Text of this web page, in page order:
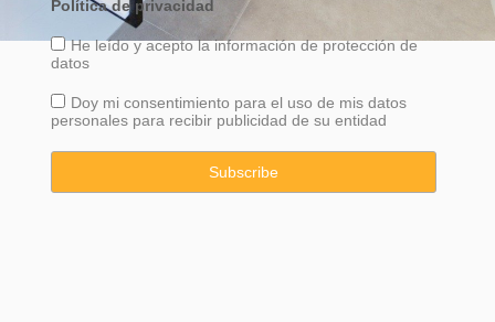
Política de privacidad
He leído y acepto la información deprotecciónde
datos
Doy mi consentimiento para el uso de mis datos
personales para recibir publicidad de su entidad